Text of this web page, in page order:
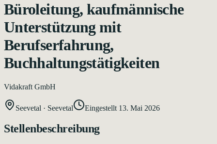
Büroleitung, kaufmännische
Unterstützung mit
Berufserfahrung,
Buchhaltungstätigkeiten
Vidakraft GmbH
Seevetal · Seevetal Eingestellt 13. Mai 2026
Stellenbeschreibung